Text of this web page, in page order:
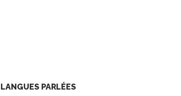
LANGUES PARLÉES
LANGUES PARLÉES